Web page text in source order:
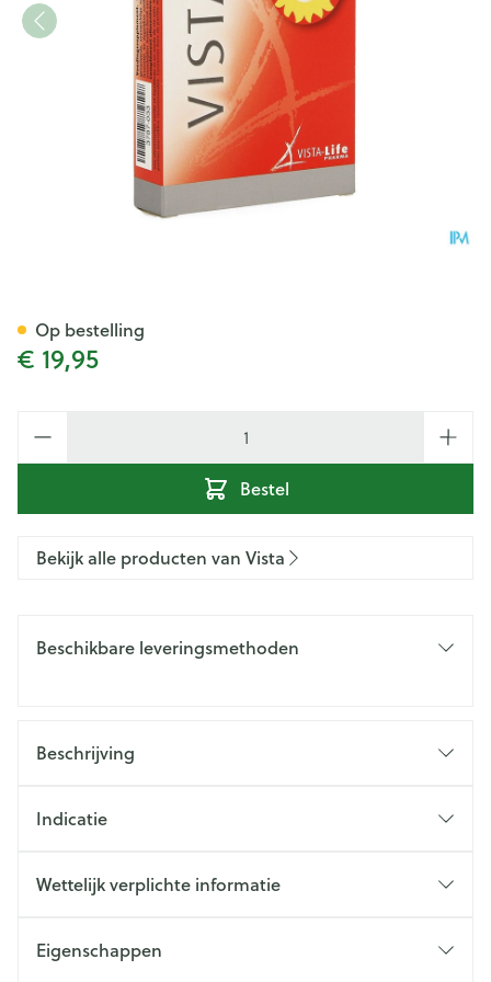
€ 19,95
Bestel
Op bestelling
Bekijk alle producten van Vista
Beschikbare leveringsmethoden
Beschrijving
Indicatie
Wettelijk verplichte informatie
Eigenschappen